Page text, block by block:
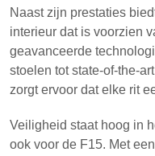
Naast zijn prestaties
interieur dat is voorzien
geavanceerde
stoelen tot state-of-the-
zorgt ervoor dat elke rit
Veiligheid staat hoog in
ook voor de F15. Met